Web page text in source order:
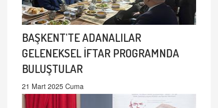
BAŞKENT'TE ADANALILAR
GELENEKSEL İFTAR PROGRAMNDA
BULUŞTULAR
21 Mart 2025 Cuma